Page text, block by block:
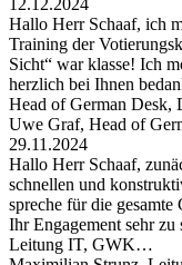
12.12.2024
Hallo Herr Schaaf, ich
Training der
Sicht“ war klasse! Ich
herzlich bei Ihnen
Head of German Desk,
Uwe Graf, Head of
29.11.2024
Hallo Herr Schaaf,
schnellen und
spreche für die
Ihr Engagement sehr
Leitung IT, GWK…